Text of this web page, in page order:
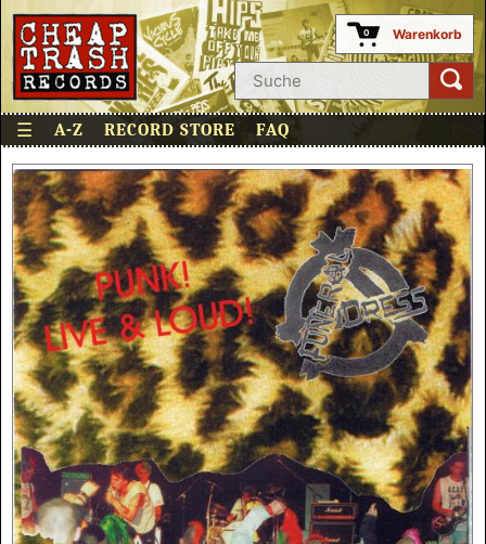
0 Warenkorb
☰ A-Z RECORD STORE FAQ